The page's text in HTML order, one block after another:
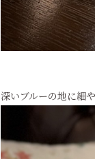
深いブルーの地に細